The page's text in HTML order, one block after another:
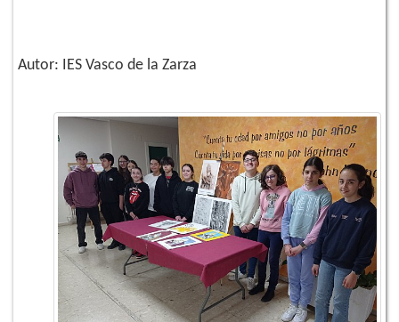
Autor: IES Vasco de la Zarza